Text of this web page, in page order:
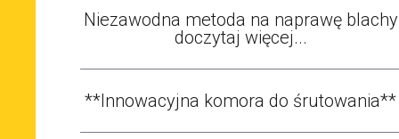
Niezawodna metoda na naprawę blachy
doczytaj więcej...
**Innowacyjna komora do śrutowania**